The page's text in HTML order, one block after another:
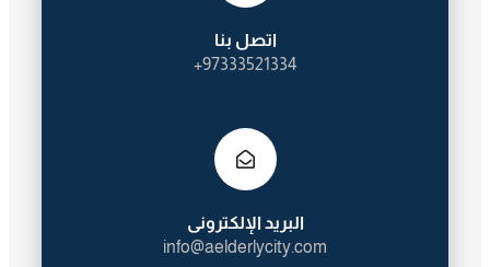
اتصل بنا
97333521334+
البريد الإلكترونى
info@aelderlycity.com